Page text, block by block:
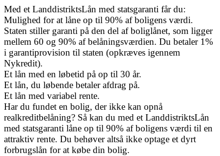
Med et LanddistriktsLån med statsgaranti får du:
Mulighed for at låne op til 90% af boligens værdi.
Staten stiller garanti på den del af boliglånet, som ligger
mellem 60 og 90% af belåningsværdien. Du betaler 1%
i garantiprovision til staten (opkræves igennem
Nykredit).
Et lån med en løbetid på op til 30 år.
Et lån, du løbende betaler afdrag på.
Et lån med variabel rente.
Har du fundet en bolig, der ikke kan opnå
realkreditbelåning? Så kan du med et LanddistriktsLån
med statsgaranti låne op til 90% af boligens værdi til en
attraktiv rente. Du behøver altså ikke optage et dyrt
forbrugslån for at købe din bolig.